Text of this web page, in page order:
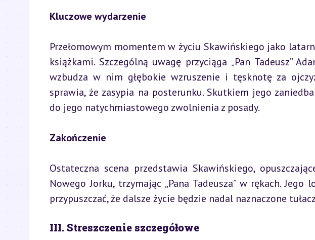
Kluczowe wydarzenie
Przełomowym momentem w życiu Skawińskiego jako
książkami. Szczególną uwagę przyciąga „Pan Tadeusz”
wzbudza w nim głębokie wzruszenie i tęsknotę za
sprawia, że zasypia na posterunku. Skutkiem jego
do jego natychmiastowego zwolnienia z posady.
Zakończenie
Ostateczna scena przedstawia Skawińskiego,
Nowego Jorku, trzymając „Pana Tadeusza” w rękach.
przypuszczać, że dalsze życie będzie nadal naznaczone
III. Streszczenie szczegółowe